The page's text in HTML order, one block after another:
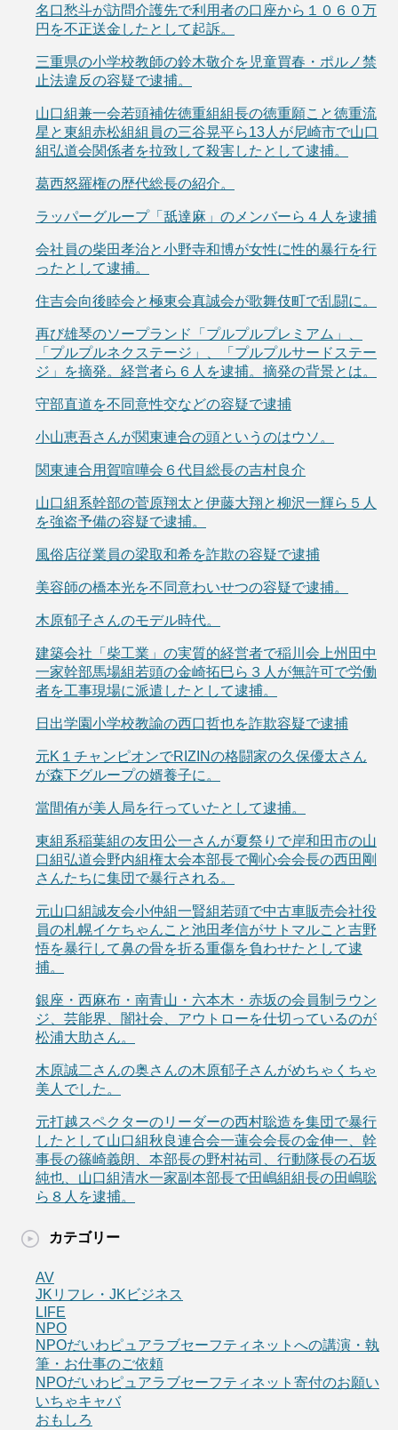
名口愁斗が訪問介護先で利用者の口座から１０６０万
円を不正送金したとして起訴。
三重県の小学校教師の鈴木敬介を児童買春・ポルノ禁
止法違反の容疑で逮捕。
山口組兼一会若頭補佐徳重組組長の徳重願こと徳重流
星と東組赤松組組員の三谷晃平ら13人が尼崎市で山口
組弘道会関係者を拉致して殺害したとして逮捕。
葛西怒羅権の歴代総長の紹介。
ラッパーグループ「舐達麻」のメンバーら４人を逮捕
会社員の柴田孝治と小野寺和博が女性に性的暴行を行
ったとして逮捕。
住吉会向後睦会と極東会真誠会が歌舞伎町で乱闘に。
再び雄琴のソープランド「プルプルプレミアム」、
「プルプルネクステージ」、「プルプルサードステー
ジ」を摘発。経営者ら６人を逮捕。摘発の背景とは。
守部直道を不同意性交などの容疑で逮捕
小山恵吾さんが関東連合の頭というのはウソ。
関東連合用賀喧嘩会６代目総長の吉村良介
山口組系幹部の菅原翔太と伊藤大翔と柳沢一輝ら５人
を強盗予備の容疑で逮捕。
風俗店従業員の梁取和希を詐欺の容疑で逮捕
美容師の橋本光を不同意わいせつの容疑で逮捕。
木原郁子さんのモデル時代。
建築会社「柴工業」の実質的経営者で稲川会上州田中
一家幹部馬場組若頭の金崎拓巳ら３人が無許可で労働
者を工事現場に派遣したとして逮捕。
日出学園小学校教諭の西口哲也を詐欺容疑で逮捕
元K１チャンピオンでRIZINの格闘家の久保優太さん
が森下グループの婿養子に。
當間侑が美人局を行っていたとして逮捕。
東組系稲葉組の友田公一さんが夏祭りで岸和田市の山
口組弘道会野内組権太会本部長で剛心会会長の西田剛
さんたちに集団で暴行される。
元山口組誠友会小仲組一賢組若頭で中古車販売会社役
員の札幌イケちゃんこと池田孝信がサトマルこと吉野
悟を暴行して鼻の骨を折る重傷を負わせたとして逮
捕。
銀座・西麻布・南青山・六本木・赤坂の会員制ラウン
ジ、芸能界、闇社会、アウトローを仕切っているのが
松浦大助さん。
木原誠二さんの奥さんの木原郁子さんがめちゃくちゃ
美人でした。
元打越スペクターのリーダーの西村聡造を集団で暴行
したとして山口組秋良連合会一蓮会会長の金伸一、幹
事長の篠崎義朗、本部長の野村祐司、行動隊長の石坂
純也、山口組清水一家副本部長で田嶋組組長の田嶋聡
ら８人を逮捕。
カテゴリー
AV
JKリフレ・JKビジネス
LIFE
NPO
NPOだいわピュアラブセーフティネットへの講演・執
筆・お仕事のご依頼
NPOだいわピュアラブセーフティネット寄付のお願い
いちゃキャバ
おもしろ